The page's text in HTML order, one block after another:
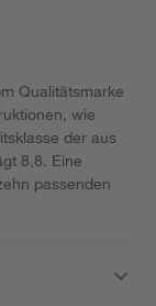
Qualitätsmarke
wie
der aus
8,8. Eine
passenden